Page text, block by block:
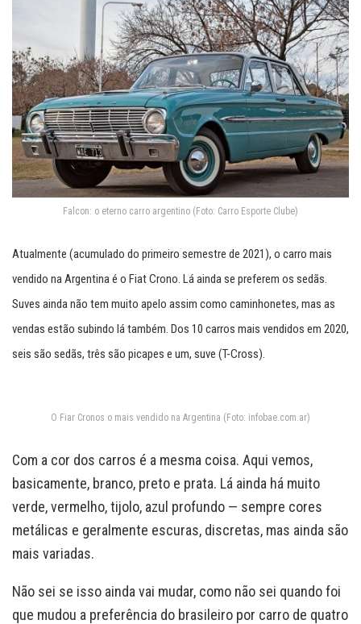
Falcon: o eterno carro argentino (Foto: Carro Esporte Clube)
Atualmente (acumulado do primeiro semestre de 2021), o carro mais
vendido na Argentina é o Fiat Crono. Lá ainda se preferem os sedãs.
Suves ainda não tem muito apelo assim como caminhonetes, mas as
vendas estão subindo lá também. Dos 10 carros mais vendidos em 2020,
seis são sedãs, três são picapes e um, suve (T-Cross).
O Fiar Cronos o mais vendido na Argentina (Foto: infobae.com.ar)
Com a cor dos carros é a mesma coisa. Aqui vemos,
basicamente, branco, preto e prata. Lá ainda há muito
verde, vermelho, tijolo, azul profundo — sempre cores
metálicas e geralmente escuras, discretas, mas ainda são
mais variadas.
Não sei se isso ainda vai mudar, como não sei quando foi
que mudou a preferência do brasileiro por carro de quatro